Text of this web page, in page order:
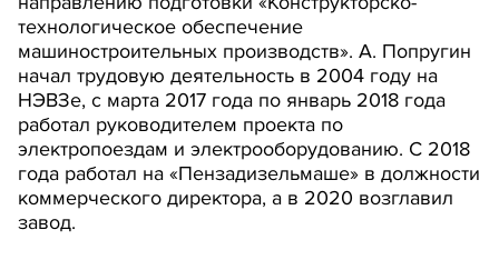
технологическое обеспечение
машиностроительных производств». А. Попругин
начал трудовую деятельность в 2004 году на
НЭВЗе, с марта 2017 года по январь 2018 года
работал руководителем проекта по
электропоездам и электрооборудованию. С 2018
года работал на «Пензадизельмаше» в должности
коммерческого директора, а в 2020 возглавил
завод.